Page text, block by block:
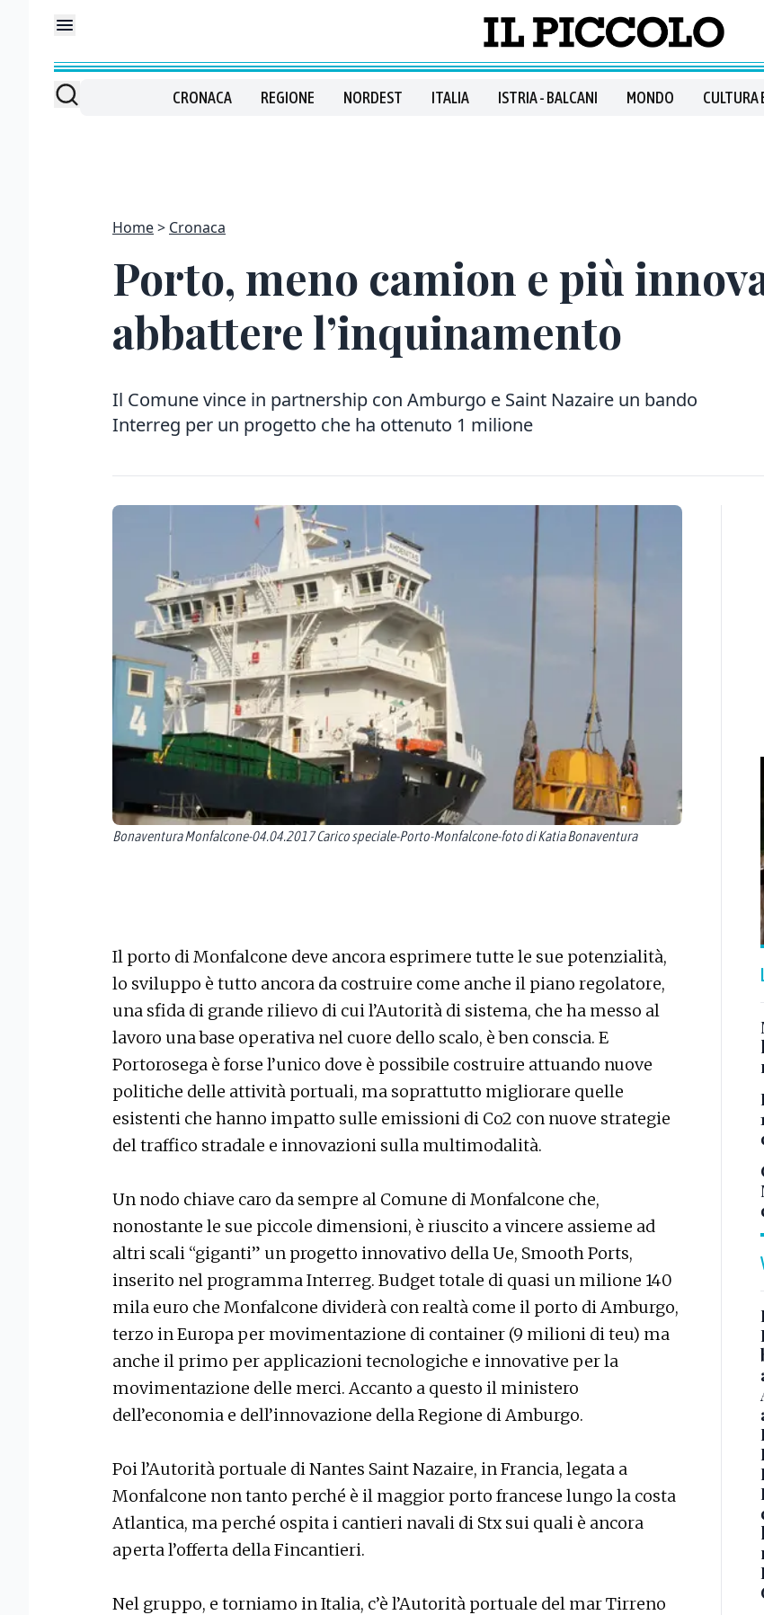
CRONACA REGIONE NORDEST ITALIA ISTRIA - BALCANI MONDO CULTURA
Home Cronaca
Porto, meno camion e più
abbattere l’inquinamento
Il Comune vince in partnership con Amburgo e Saint Nazaire un bando
Interreg per un progetto che ha ottenuto 1 milione
Bonaventura Monfalcone-04.04.2017 Carico speciale-Porto-Monfalcone-foto di Katia Bonaventura
Il porto di Monfalcone deve ancora esprimere tutte le sue potenzialità,
lo sviluppo è tutto ancora da costruire come anche il piano regolatore,
una sfida di grande rilievo di cui l’Autorità di sistema, che ha messo al
lavoro una base operativa nel cuore dello scalo, è ben conscia. E
Portorosega è forse l’unico dove è possibile costruire attuando nuove
politiche delle attività portuali, ma soprattutto migliorare quelle
esistenti che hanno impatto sulle emissioni di Co2 con nuove strategie
del traffico stradale e innovazioni sulla multimodalità.
Un nodo chiave caro da sempre al Comune di Monfalcone che,
nonostante le sue piccole dimensioni, è riuscito a vincere assieme ad
altri scali “giganti” un progetto innovativo della Ue, Smooth Ports,
inserito nel programma Interreg. Budget totale di quasi un milione 140
mila euro che Monfalcone dividerà con realtà come il porto di Amburgo,
terzo in Europa per movimentazione di container (9 milioni di teu) ma
anche il primo per applicazioni tecnologiche e innovative per la
movimentazione delle merci. Accanto a questo il ministero
dell’economia e dell’innovazione della Regione di Amburgo.
Poi l’Autorità portuale di Nantes Saint Nazaire, in Francia, legata a
Monfalcone non tanto perché è il maggior porto francese lungo la costa
Atlantica, ma perché ospita i cantieri navali di Stx sui quali è ancora
aperta l’offerta della Fincantieri.
Nel gruppo, e torniamo in Italia, c’è l’Autorità portuale del mar Tirreno